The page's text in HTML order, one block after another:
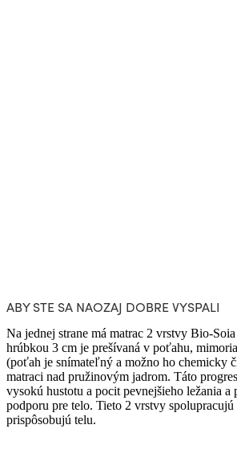
ABY STE SA NAOZAJ DOBRE VYSPALI
Na jednej strane má matrac 2 vrstvy Bio-
hrúbkou 3 cm je prešívaná v poťahu,
(poťah je snímateľný a možno ho chemicky
matraci nad pružinovým jadrom. Táto
vysokú hustotu a pocit pevnejšieho ležania a
podporu pre telo. Tieto 2 vrstvy spolupracujú
prispôsobujú telu.